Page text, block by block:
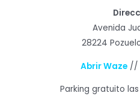
Avenida
28224
Abrir Waze//
Parking gratuito